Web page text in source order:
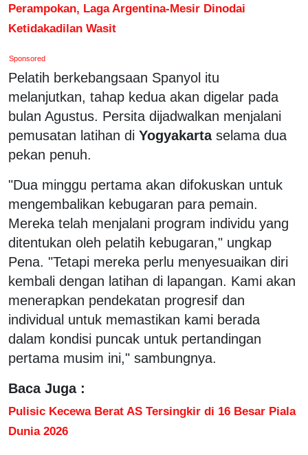
Perampokan, Laga Argentina-Mesir Dinodai
Ketidakadilan Wasit
Sponsored
Pelatih berkebangsaan Spanyol itu
melanjutkan, tahap kedua akan digelar pada
bulan Agustus. Persita dijadwalkan menjalani
pemusatan latihan di Yogyakartaselama dua
pekan penuh.
"Dua minggu pertama akan difokuskan untuk
mengembalikan kebugaran para pemain.
Mereka telah menjalani program individu yang
ditentukan oleh pelatih kebugaran," ungkap
Pena. "Tetapi mereka perlu menyesuaikan diri
kembali dengan latihan di lapangan. Kami akan
menerapkan pendekatan progresif dan
individual untuk memastikan kami berada
dalam kondisi puncak untuk pertandingan
pertama musim ini," sambungnya.
Baca Juga :
Pulisic Kecewa Berat AS Tersingkir di 16 Besar Piala
Dunia 2026